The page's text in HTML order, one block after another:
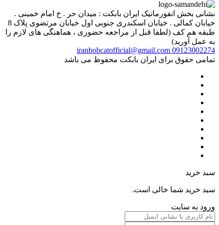
نشانی بخش انفورماتیک ایران بابکت : میدان حر . خ امام خمینی .
خیابان کمالی . خیابان اسکندری جنوبی اول خیابان مرتضوی پلاک 8
طبقه هم کف (لطفا قبل از مراجعه حضوری ، هماهنگی های لازم را
به عمل آورید)
09123002274
iranbobcatofficial@gmail.com
تمامی حقوق برای ایران بابکت محفوظ می باشد
سبد خرید
سبد خرید شما خالی است.
ورود به سایت